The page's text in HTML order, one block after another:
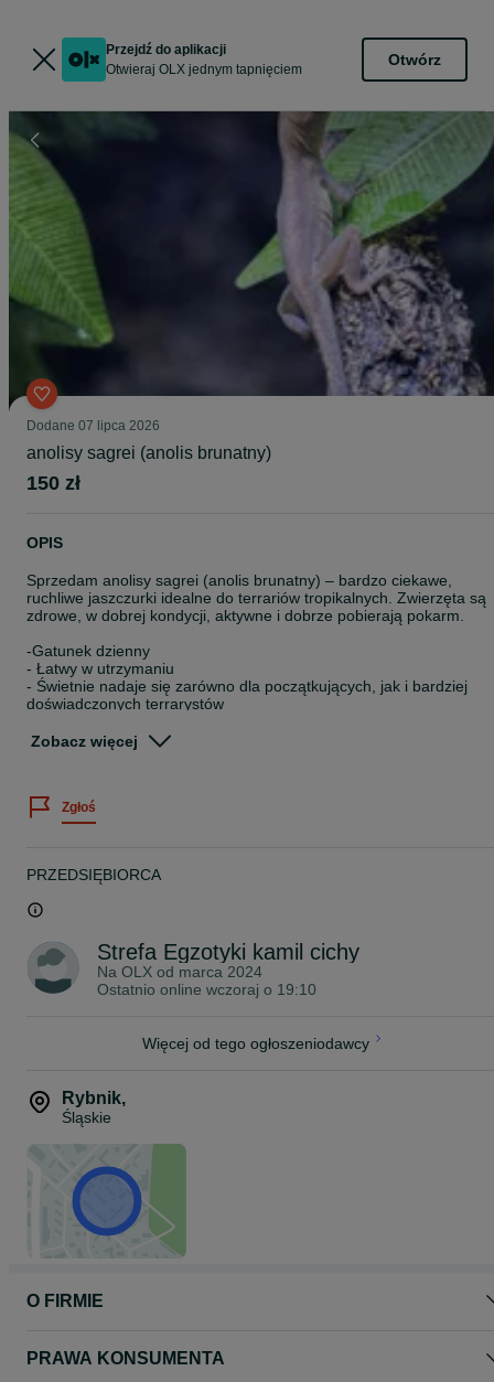
Przejdź do aplikacji
Otwieraj OLX jednym tapnięciem
Otwórz
Dodane 07 lipca 2026
anolisy sagrei (anolis brunatny)
150 zł
OPIS
Sprzedam anolisy sagrei (anolis brunatny) – bardzo ciekawe,
ruchliwe jaszczurki idealne do terrariów tropikalnych. Zwierzęta są
zdrowe, w dobrej kondycji, aktywne i dobrze pobierają pokarm.
-Gatunek dzienny
- Łatwy w utrzymaniu
- Świetnie nadaje się zarówno dla początkujących, jak i bardziej
doświadczonych terrarystów
workiem gardłowym)
– pokarm: owady karmowe (świerszcze, karaczany, muszki)
Zapraszam do odwiedzenia pozostałych naszych ogłoszeń
Zobacz więcej
Zgłoś
PRZEDSIĘBIORCA
Strefa Egzotyki kamil cichy
Na OLX od marca 2024
Ostatnio online wczoraj o 19:10
Więcej od tego ogłoszeniodawcy
Rybnik,
Śląskie
O FIRMIE
PRAWA KONSUMENTA